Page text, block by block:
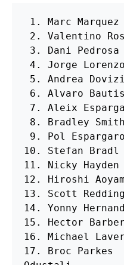
1. Marc
2. Valentino
3. Dani
4. Jorge
5. Andrea
6. Alvaro
7. Aleix
8. Bradley
9. Pol
10. Stefan
11. Nicky
12. Hiroshi
13. Scott
14. Yonny
15. Hector
16. Michael
17. Broc